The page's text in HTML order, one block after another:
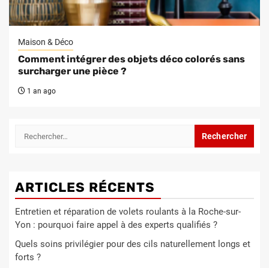
Maison & Déco
Comment intégrer des objets déco colorés sans
surcharger une pièce ?
1 an ago
Rechercher :
ARTICLES RÉCENTS
Entretien et réparation de volets roulants à la Roche-sur-
Yon : pourquoi faire appel à des experts qualifiés ?
Quels soins privilégier pour des cils naturellement longs et
forts ?